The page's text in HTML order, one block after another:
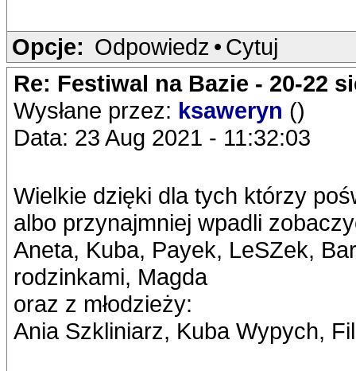
Opcje: Odpowiedz • Cytuj
Re: Festiwal na Bazie - 20-22
Wysłane przez: ksaweryn ()
Data: 23 Aug 2021 - 11:32:03
Wielkie dzięki dla tych którzy
albo przynajmniej wpadli
Aneta, Kuba, Payek, LeSZek,
rodzinkami, Magda
oraz z młodzieży:
Ania Szkliniarz, Kuba Wypych,